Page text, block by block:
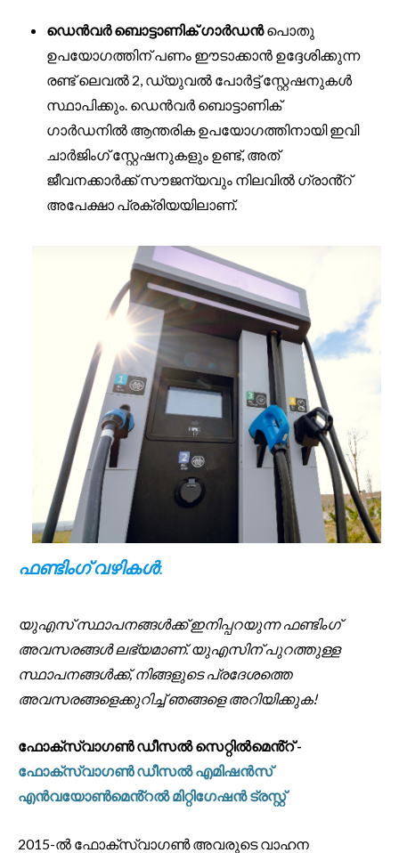
ഡെൻവർ ബൊട്ടാണിക് ഗാർഡൻപൊതു
ഉപയോഗത്തിന് പണം ഈടാക്കാൻ ഉദ്ദേശിക്കുന്ന
രണ്ട് ലെവൽ 2, ഡ്യുവൽ പോർട്ട് സ്റ്റേഷനുകൾ
സ്ഥാപിക്കും. ഡെൻവർ ബൊട്ടാണിക്
ഗാർഡനിൽ ആന്തരിക ഉപയോഗത്തിനായി ഇവി
ചാർജിംഗ് സ്റ്റേഷനുകളും ഉണ്ട്, അത്
ജീവനക്കാർക്ക് സൗജന്യവും നിലവിൽ ഗ്രാൻ്റ്
അപേക്ഷാ പ്രക്രിയയിലാണ്.
ഫണ്ടിംഗ് വഴികൾ:
യുഎസ് സ്ഥാപനങ്ങൾക്ക് ഇനിപ്പറയുന്ന ഫണ്ടിംഗ്
അവസരങ്ങൾ ലഭ്യമാണ്. യുഎസിന് പുറത്തുള്ള
സ്ഥാപനങ്ങൾക്ക്, നിങ്ങളുടെ പ്രദേശത്തെ
അവസരങ്ങളെക്കുറിച്ച് ഞങ്ങളെ അറിയിക്കുക!
ഫോക്‌സ്‌വാഗൺ ഡീസൽ സെറ്റിൽമെൻ്റ് -
ഫോക്‌സ്‌വാഗൺ ഡീസൽ എമിഷൻസ്
എൻവയോൺമെൻ്റൽ മിറ്റിഗേഷൻ ട്രസ്റ്റ്
2015-ൽ ഫോക്‌സ്‌വാഗൺ അവരുടെ വാഹന